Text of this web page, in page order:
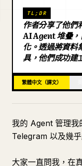
下載
部落格
更新
TL;DR
作者分享了他們
AI Agent 堆疊
化。透過將資料
具，他們成功建
繁體中文（譯文）
我的 Agent 管理我
Telegram 以及幾
大家一直問我，在